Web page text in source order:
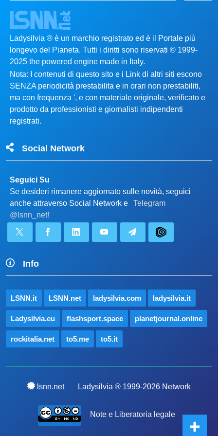
Ladysilvia ® è un marchio registrato ed è il Portale più
longevo del Pianeta. Tutti i diritti sono riservati © 1999-
2025 the powered engine made in Italy.
Nota: I contenuti di questo sito e i Link di altri siti escono
SENZA periodicità prestabilita e in orari non prestabiliti,
ma con frequenza ', e con materiale originale, verificato e
prodotto da professionisti e giornalisti indipendenti
registrati.
Social Network
Seguici Su
Se desideri rimanere aggiornato sulle novità, seguici
anche attraverso Social Network e
Telegram
@lsnn_net!
Info
LSNN.it LSNN.net ladysilvia.com ladysilvia.it
Ladysilvia.eu flashsport.space planetjournal.online
rockitalia.net to5.me to5.it
lsnn.net Ladysilvia ® 1999-2026 Network
Note e Liberatoria legale